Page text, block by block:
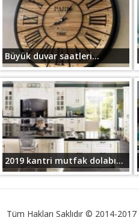
Büyük duvar saatleri...
2019 kantri mutfak dolabı...
Tüm Hakları Saklıdır © 2014-2017